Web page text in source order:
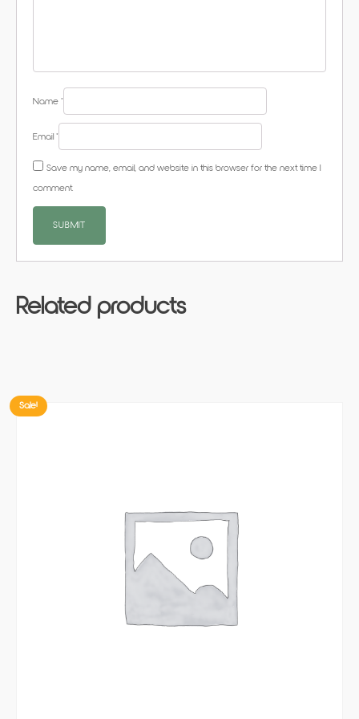
Name *
Email *
Save my name, email, and website in this browser for the next time I
comment.
Related products
Sale!